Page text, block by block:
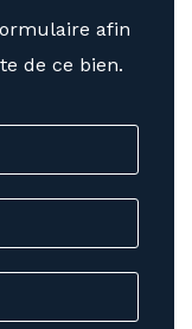
afin
de ce bien.